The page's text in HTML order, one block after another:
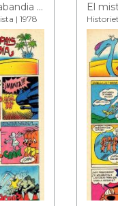
El misterioso país de Ali-Babandia ep. 3
| 1978